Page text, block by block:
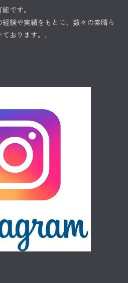
です。
験や実績をもとに、数々の素晴ら
ております。.